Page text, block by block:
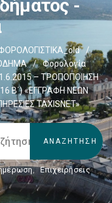
-
/
/
Φορολογία
– ΤΡΟΠΟΠΟΙΗΣΗ
Β΄) «ΕΓΓΡΑΦΗ ΝΕΩΝ
TAXISNET»
, Επιχειρήσεις